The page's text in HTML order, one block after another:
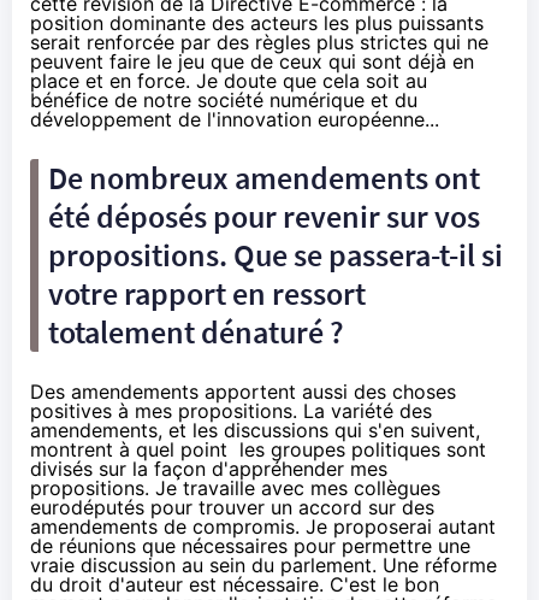
position dominante des acteurs les plus puissants
serait renforcée par des règles plus strictes qui ne
peuvent faire le jeu que de ceux qui sont déjà en
place et en force. Je doute que cela soit au
bénéfice de notre société numérique et du
développement de l'innovation européenne...
Denombreux amendementsont
été déposés pour revenir sur vos
propositions. Que se passera-t-il si
votre rapport en ressort
totalement dénaturé ?
Des amendements apportent aussi des choses
positives à mes propositions. La variété des
amendements, et les discussions qui s'en suivent,
montrent à quel point les groupes politiques sont
divisés sur la façon d'appréhender mes
propositions. Je travaille avec mes collègues
eurodéputés pour trouver un accord sur des
amendements de compromis. Je proposerai autant
de réunions que nécessaires pour permettre une
vraie discussion au sein du parlement. Une réforme
du droit d'auteur est nécessaire. C'est le bon